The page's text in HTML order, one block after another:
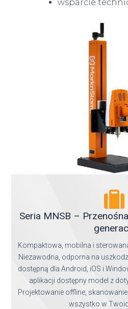
wsparcie
Seria MNSB –
Kompaktowa, mobilna i
Niezawodna, odporna na
dostępną dla Android, iOS i
aplikacji dostępny model z
Projektowanie offline,
wszystko w